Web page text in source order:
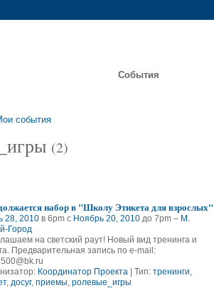
События
события
(2)
набор в "Школу Этикета для взрослых"
28, 2010в 6pm с Ноябрь 20, 2010до 7pm – М.
Город
на светский раут! Новый вид тренинга и
Предварительная запись по e-mail:
Координатор Проекта| Тип: тренинги,
, досуг, приемы, ролевые_игры